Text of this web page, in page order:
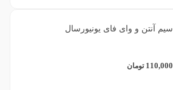
سیم آنتن و وای فای یونیورسال
110,000 تومان